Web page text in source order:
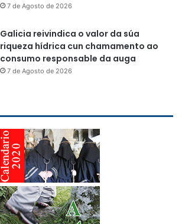
7 de Agosto de 2026
Galicia reivindica o valor da súa
riqueza hídrica cun chamamento ao
consumo responsable da auga
7 de Agosto de 2026